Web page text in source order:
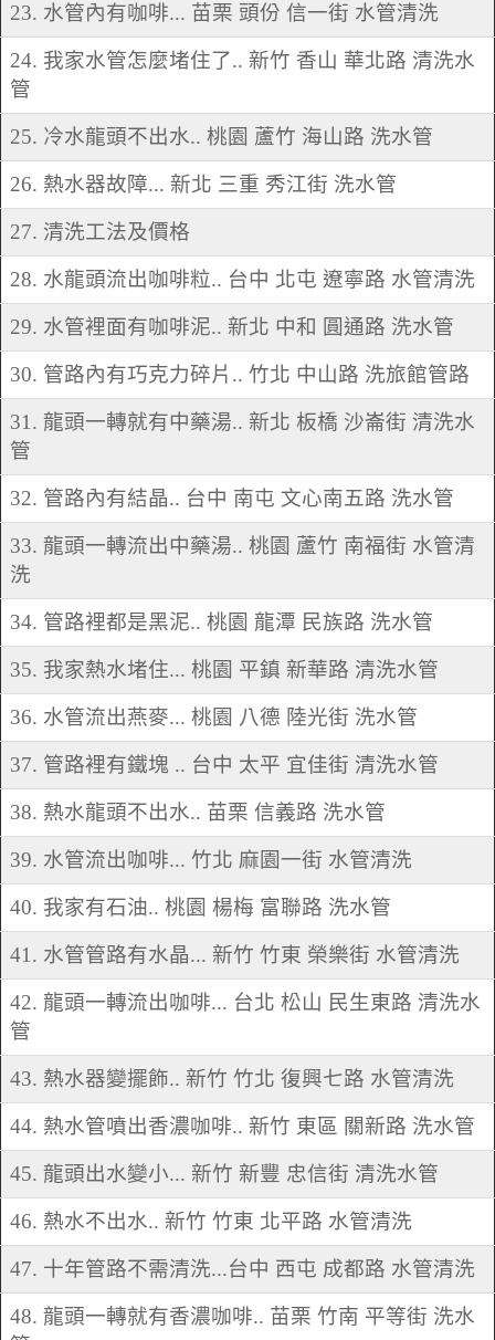
23. 水管內有咖啡... 苗栗 頭份 信一街 水管清洗
24. 我家水管怎麼堵住了.. 新竹 香山 華北路 清洗水
管
25. 冷水龍頭不出水.. 桃園 蘆竹 海山路 洗水管
26. 熱水器故障... 新北 三重 秀江街 洗水管
27. 清洗工法及價格
28. 水龍頭流出咖啡粒.. 台中 北屯 遼寧路 水管清洗
29. 水管裡面有咖啡泥.. 新北 中和 圓通路 洗水管
30. 管路內有巧克力碎片.. 竹北 中山路 洗旅館管路
31. 龍頭一轉就有中藥湯.. 新北 板橋 沙崙街 清洗水
管
32. 管路內有結晶.. 台中 南屯 文心南五路 洗水管
33. 龍頭一轉流出中藥湯.. 桃園 蘆竹 南福街 水管清
洗
34. 管路裡都是黑泥.. 桃園 龍潭 民族路 洗水管
35. 我家熱水堵住... 桃園 平鎮 新華路 清洗水管
36. 水管流出燕麥... 桃園 八德 陸光街 洗水管
37. 管路裡有鐵塊 .. 台中 太平 宜佳街 清洗水管
38. 熱水龍頭不出水.. 苗栗 信義路 洗水管
39. 水管流出咖啡... 竹北 麻園一街 水管清洗
40. 我家有石油.. 桃園 楊梅 富聯路 洗水管
41. 水管管路有水晶... 新竹 竹東 榮樂街 水管清洗
42. 龍頭一轉流出咖啡... 台北 松山 民生東路 清洗水
管
43. 熱水器變擺飾.. 新竹 竹北 復興七路 水管清洗
44. 熱水管噴出香濃咖啡.. 新竹 東區 關新路 洗水管
45. 龍頭出水變小... 新竹 新豐 忠信街 清洗水管
46. 熱水不出水.. 新竹 竹東 北平路 水管清洗
47. 十年管路不需清洗...台中 西屯 成都路 水管清洗
48. 龍頭一轉就有香濃咖啡.. 苗栗 竹南 平等街 洗水